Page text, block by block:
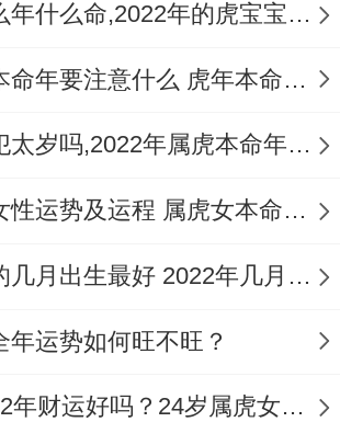
2022年是什么年什么命,2022年的虎宝宝命好吗
2022年属虎本命年要注意什么 虎年本命年要佩戴什么饰品好转运
属虎2022年犯太岁吗,2022年属虎本命年如何化解运势
2022年属虎女性运势及运程 属虎女本命年带什么转运
2022年属虎的几月出生最好 2022年几月虎一等命
年运势如何旺不旺？
98年虎女2022年财运好吗？24岁属虎女2022年本命年的运气